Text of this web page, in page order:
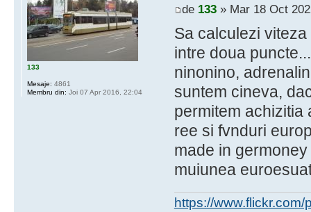
de 133» Mar 18 Oct
Sa calculezi
intre doua
ninonino,
suntem cineva,
permitem achizitia
ree si fvnduri
made in
muiunea
https://
133
Mesaje: 4861
Membru din: Joi 07 Apr 2016, 22:04